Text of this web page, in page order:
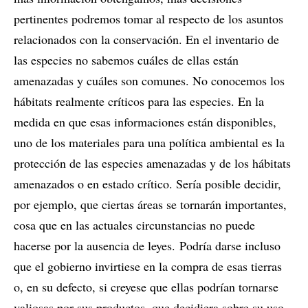
pertinentes podremos tomar al respecto de los asuntos
relacionados con la conservación. En el inventario de
las especies no sabemos cuáles de ellas están
amenazadas y cuáles son comunes. No conocemos los
hábitats realmente críticos para las especies. En la
medida en que esas informaciones están disponibles,
uno de los materiales para una política ambiental es la
protección de las especies amenazadas y de los hábitats
amenazados o en estado crítico. Sería posible decidir,
por ejemplo, que ciertas áreas se tornarán importantes,
cosa que en las actuales circunstancias no puede
hacerse por la ausencia de leyes. Podría darse incluso
que el gobierno invirtiese en la compra de esas tierras
o, en su defecto, si creyese que ellas podrían tornarse